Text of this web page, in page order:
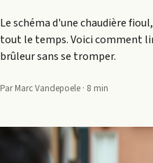
Le schéma d'une chaudière
tout le temps. Voici comment
brûleur sans se tromper.
Par Marc Vandepoele · 8 min